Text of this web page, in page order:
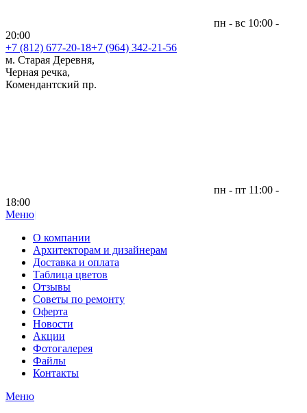
пн - вс 10:00 -
20:00
+7 (812) 677-20-18+7 (964) 342-21-56
м. Старая Деревня,
Черная речка,
Комендантский пр.
пн - пт 11:00 -
18:00
Меню|
О компании
Архитекторам и дизайнерам
Доставка и оплата
Таблица цветов
Отзывы
Советы по ремонту
Оферта
Новости
Акции
Фотогалерея
Файлы
Контакты
Меню